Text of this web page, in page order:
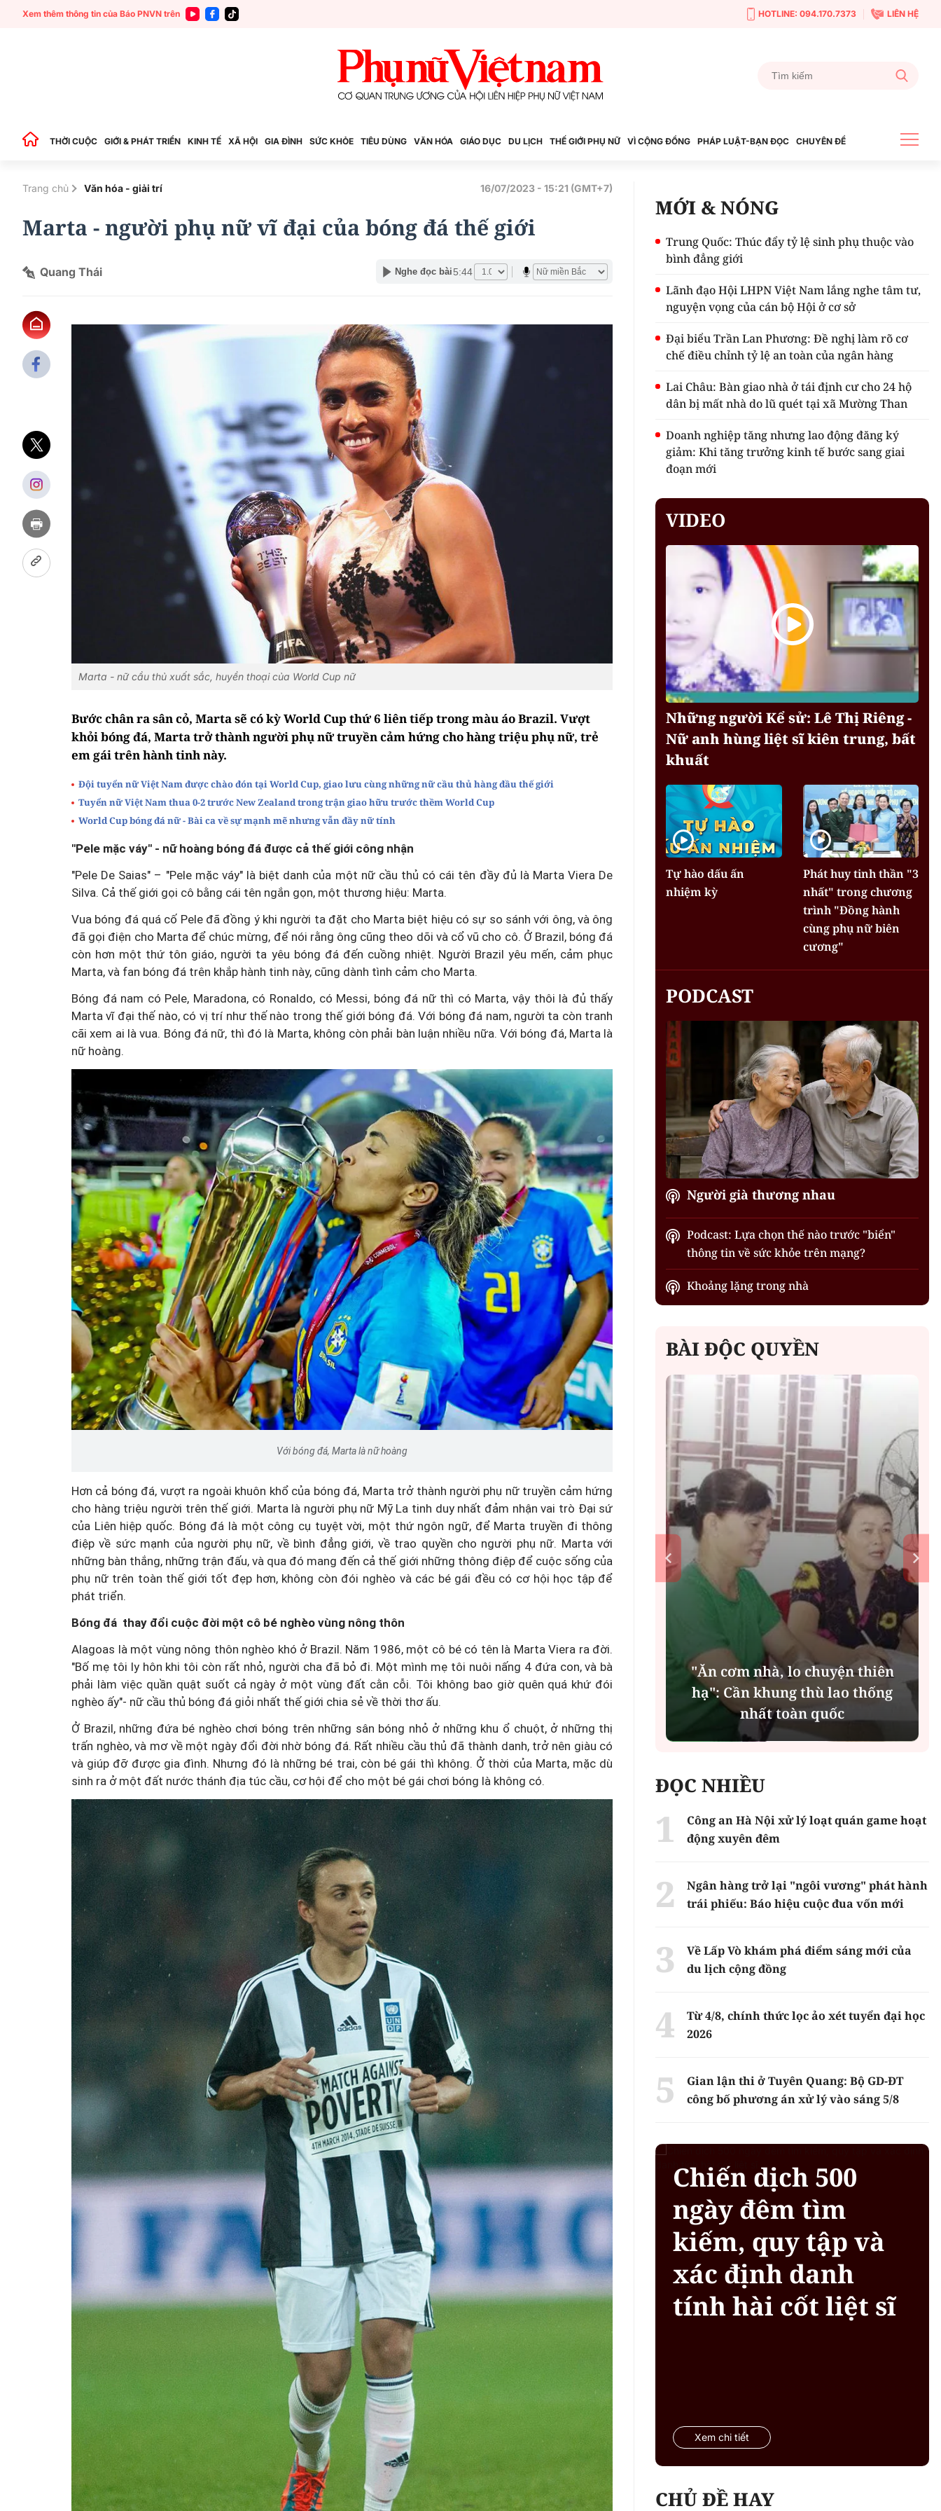
Xem thêm thông tin của Báo PNVN trên HOTLINE: 094.170.7373 LIÊN HỆ
THỜI CUỘC GIỚI & PHÁT TRIỂN KINH TẾ XÃ HỘI GIA ĐÌNH SỨC KHỎE TIÊU DÙNG VĂN HÓA GIÁO DỤC DU LỊCH THẾ GIỚI PHỤ NỮ VÌ CỘNG ĐỒNG PHÁP LUẬT-BẠN ĐỌC CHUYÊN ĐỀ
Trang chủ Văn hóa - giải trí 16/07/2023 - 15:21 (GMT+7)
Marta - người phụ nữ vĩ đại của bóng đá thế giới
Quang Thái Nghe đọc bài 5:44
Marta - nữ cầu thủ xuất sắc, huyền thoại của World Cup nữ
Bước chân ra sân cỏ, Marta sẽ có kỳ World Cup thứ 6 liên tiếp trong màu áo Brazil. Vượt
khỏi bóng đá, Marta trở thành người phụ nữ truyền cảm hứng cho hàng triệu phụ nữ, trẻ
em gái trên hành tinh này.
Đội tuyển nữ Việt Nam được chào đón tại World Cup, giao lưu cùng những nữ cầu thủ hàng đầu thế giới
Tuyển nữ Việt Nam thua 0-2 trước New Zealand trong trận giao hữu trước thềm World Cup
World Cup bóng đá nữ - Bài ca về sự mạnh mẽ nhưng vẫn đầy nữ tính
"Pele mặc váy" - nữ hoàng bóng đá được cả thế giới công nhận
"Pele De Saias" – "Pele mặc váy" là biệt danh của một nữ cầu thủ có cái tên đầy đủ là Marta Viera De
Silva. Cả thế giới gọi cô bằng cái tên ngắn gọn, một thương hiệu: Marta.
Vua bóng đá quá cố Pele đã đồng ý khi người ta đặt cho Marta biệt hiệu có sự so sánh với ông, và ông
đã gọi điện cho Marta để chúc mừng, để nói rằng ông cũng theo dõi và cổ vũ cho cô. Ở Brazil, bóng đá
còn hơn một thứ tôn giáo, người ta yêu bóng đá đến cuồng nhiệt. Người Brazil yêu mến, cảm phục
Marta, và fan bóng đá trên khắp hành tinh này, cũng dành tình cảm cho Marta.
Bóng đá nam có Pele, Maradona, có Ronaldo, có Messi, bóng đá nữ thì có Marta, vậy thôi là đủ thấy
Marta vĩ đại thế nào, có vị trí như thế nào trong thế giới bóng đá. Với bóng đá nam, người ta còn tranh
cãi xem ai là vua. Bóng đá nữ, thì đó là Marta, không còn phải bàn luận nhiều nữa. Với bóng đá, Marta là
nữ hoàng.
Với bóng đá, Marta là nữ hoàng
Hơn cả bóng đá, vượt ra ngoài khuôn khổ của bóng đá, Marta trở thành người phụ nữ truyền cảm hứng
cho hàng triệu người trên thế giới. Marta là người phụ nữ Mỹ La tinh duy nhất đảm nhận vai trò Đại sứ
của Liên hiệp quốc. Bóng đá là một công cụ tuyệt vời, một thứ ngôn ngữ, để Marta truyền đi thông
điệp về sức mạnh của người phụ nữ, về bình đẳng giới, về trao quyền cho người phụ nữ. Marta với
những bàn thắng, những trận đấu, và qua đó mang đến cả thế giới những thông điệp để cuộc sống của
phụ nữ trên toàn thế giới tốt đẹp hơn, không còn đói nghèo và các bé gái đều có cơ hội học tập để
phát triển.
Bóng đá thay đổi cuộc đời một cô bé nghèo vùng nông thôn
Alagoas là một vùng nông thôn nghèo khó ở Brazil. Năm 1986, một cô bé có tên là Marta Viera ra đời.
"Bố mẹ tôi ly hôn khi tôi còn rất nhỏ, người cha đã bỏ đi. Một mình mẹ tôi nuôi nấng 4 đứa con, và bà
phải làm việc quần quật suốt cả ngày ở một vùng đất cằn cỗi. Tôi không bao giờ quên quá khứ đói
nghèo ấy"- nữ cầu thủ bóng đá giỏi nhất thế giới chia sẻ về thời thơ ấu.
Ở Brazil, những đứa bé nghèo chơi bóng trên những sân bóng nhỏ ở những khu ổ chuột, ở những thị
trấn nghèo, và mơ về một ngày đổi đời nhờ bóng đá. Rất nhiều cầu thủ đã thành danh, trở nên giàu có
và giúp đỡ được gia đình. Nhưng đó là những bé trai, còn bé gái thì không. Ở thời của Marta, mặc dù
sinh ra ở một đất nước thánh địa túc cầu, cơ hội để cho một bé gái chơi bóng là không có.
MỚI & NÓNG
Trung Quốc: Thúc đẩy tỷ lệ sinh phụ thuộc vào
bình đẳng giới
Lãnh đạo Hội LHPN Việt Nam lắng nghe tâm tư,
nguyện vọng của cán bộ Hội ở cơ sở
Đại biểu Trần Lan Phương: Đề nghị làm rõ cơ
chế điều chỉnh tỷ lệ an toàn của ngân hàng
Lai Châu: Bàn giao nhà ở tái định cư cho 24 hộ
dân bị mất nhà do lũ quét tại xã Mường Than
Doanh nghiệp tăng nhưng lao động đăng ký
giảm: Khi tăng trưởng kinh tế bước sang giai
đoạn mới
VIDEO
Những người Kể sử: Lê Thị Riêng -
Nữ anh hùng liệt sĩ kiên trung, bất
khuất
Tự hào dấu ấn
nhiệm kỳ
Phát huy tinh thần "3
nhất" trong chương
trình "Đồng hành
cùng phụ nữ biên
cương"
PODCAST
Người già thương nhau
Podcast: Lựa chọn thế nào trước "biển"
thông tin về sức khỏe trên mạng?
Khoảng lặng trong nhà
BÀI ĐỘC QUYỀN
án đang thế
chế rủi ro?
Thành lập thành phố Bắc Ninh
trực thuộc Trung ương: Tầm
nhìn đô thị hiện đại và giàu bản
"Ăn cơm nhà, lo chuyện thiên
hạ": Cần khung thù lao thống
MSB: Lợi nhuận quý II đến từ trụ
cột nào?
ĐỌC NHIỀU
Công an Hà Nội xử lý loạt quán game hoạt
động xuyên đêm
Ngân hàng trở lại "ngôi vương" phát hành
trái phiếu: Báo hiệu cuộc đua vốn mới
Về Lấp Vò khám phá điểm sáng mới của
du lịch cộng đồng
Từ 4/8, chính thức lọc ảo xét tuyển đại học
2026
Gian lận thi ở Tuyên Quang: Bộ GD-ĐT
công bố phương án xử lý vào sáng 5/8
Chiến dịch 500
ngày đêm tìm
kiếm, quy tập và
xác định danh
tính hài cốt liệt sĩ
Xem chi tiết
CHỦ ĐỀ HAY